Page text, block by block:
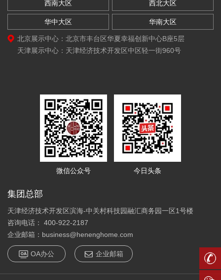
西南大区 西北大区
华中大区 华南大区
北京展示中心：北京市丰台区华夏幸福创新中心B座5层
天津展示中心：天津经济技术开发区中区轻一街960号
微信公众号 今日头条
集团总部
天津经济技术开发区滨海-中关村科技园融汇商务园一区1号楼
咨询电话： 400-922-2187
企业邮箱：business@henenghome.com
OA办公 企业邮箱